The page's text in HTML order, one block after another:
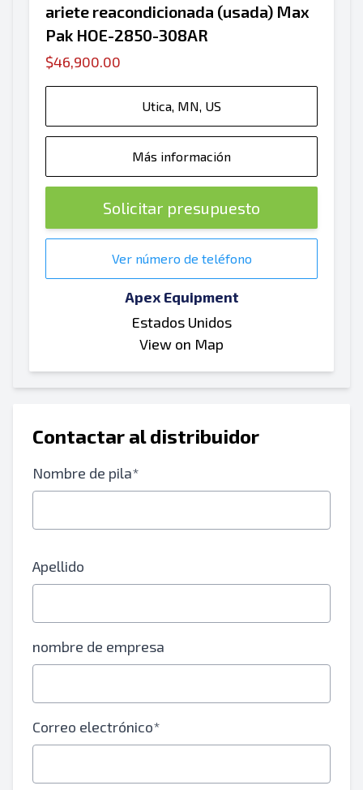
ariete reacondicionada (usada) Max
Pak HOE-2850-308AR
$46,900.00
Utica, MN, US
Más información
Solicitar presupuesto
Ver número de teléfono
Apex Equipment
Estados Unidos
View on Map
Contactar al distribuidor
Nombre de pila*
Apellido
nombre de empresa
Correo electrónico*